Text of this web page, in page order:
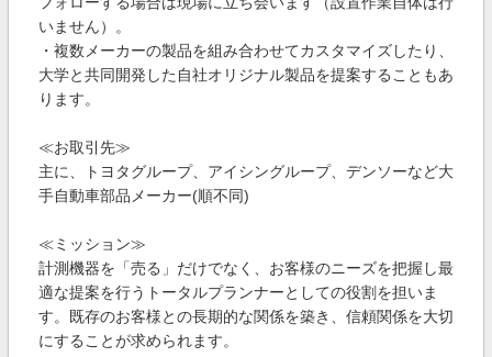
いません）。
・複数メーカーの製品を組み合わせてカスタマイズしたり、
大学と共同開発した自社オリジナル製品を提案することもあ
ります。
≪お取引先≫
主に、トヨタグループ、アイシングループ、デンソーなど大
手自動車部品メーカー(順不同)
≪ミッション≫
計測機器を「売る」だけでなく、お客様のニーズを把握し最
適な提案を行うトータルプランナーとしての役割を担いま
す。既存のお客様との長期的な関係を築き、信頼関係を大切
にすることが求められます。